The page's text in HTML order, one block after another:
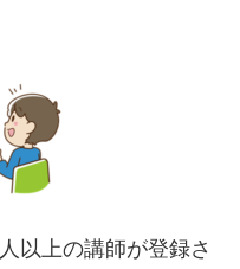
以上の講師が登録さ